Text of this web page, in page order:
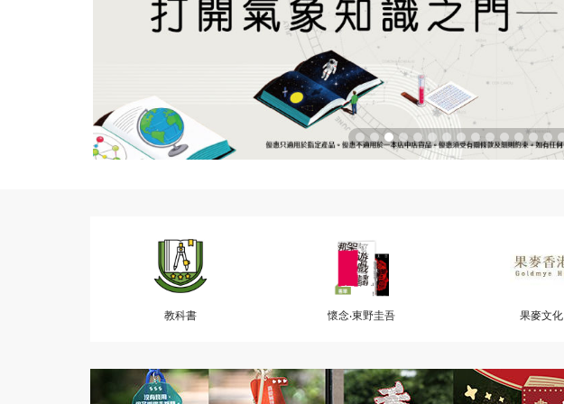
教科書 懷念‧東野圭吾 果麥文化